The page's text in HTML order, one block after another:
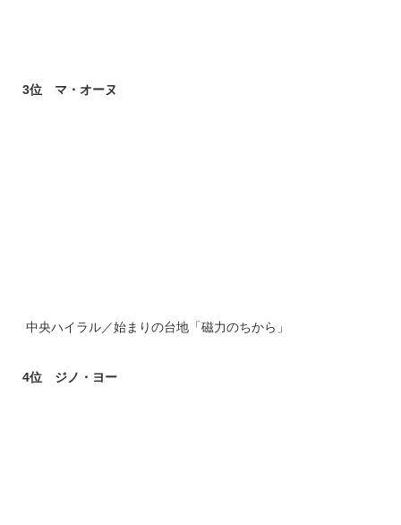
3位 マ・オーヌ
中央ハイラル／始まりの台地「磁力のちから」
4位 ジノ・ヨー